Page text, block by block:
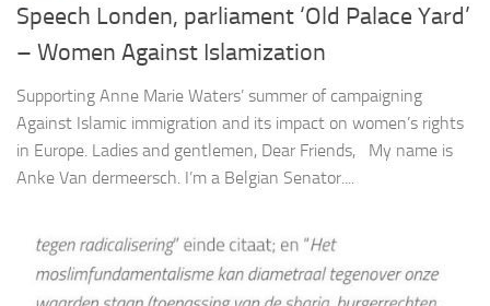
Speech Londen, parliament ‘Old Palace Yard’
– Women Against Islamization
Supporting Anne Marie Waters’ summer of campaigning
Against Islamic immigration and its impact on women’s rights
in Europe. Ladies and gentlemen, Dear Friends, My name is
Anke Van dermeersch. I’m a Belgian Senator....